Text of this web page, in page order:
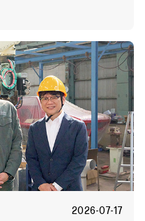
2026-07-17